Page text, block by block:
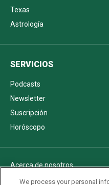
Texas
Astrología
SERVICIOS
Podcasts
Newsletter
Suscripción
Horóscopo
Acerca de nosotros
Politica de privacidad
We process your personal